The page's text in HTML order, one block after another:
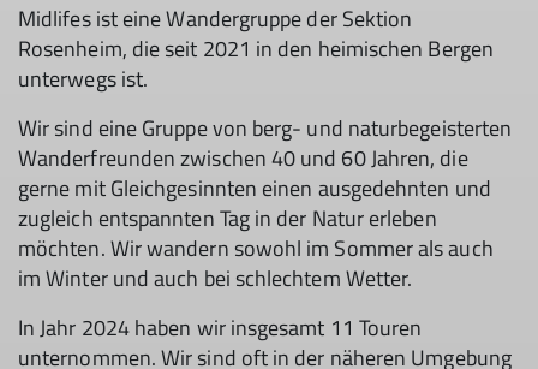
Midlifes ist eine Wandergruppe der Sektion
Rosenheim, die seit 2021 in den heimischen Bergen
unterwegs ist.
Wir sind eine Gruppe von berg- und naturbegeisterten
Wanderfreunden zwischen 40 und 60 Jahren, die
gerne mit Gleichgesinnten einen ausgedehnten und
zugleich entspannten Tag in der Natur erleben
möchten. Wir wandern sowohl im Sommer als auch
im Winter und auch bei schlechtem Wetter.
In Jahr 2024 haben wir insgesamt 11 Touren
unternommen. Wir sind oft in der näheren Umgebung